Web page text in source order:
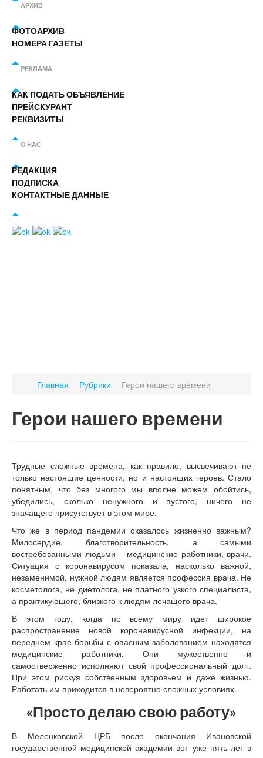
АРХИВ
ФОТОАРХИВ
НОМЕРА ГАЗЕТЫ
РЕКЛАМА
КАК ПОДАТЬ ОБЪЯВЛЕНИЕ
ПРЕЙСКУРАНТ
РЕКВИЗИТЫ
О НАС
РЕДАКЦИЯ
ПОДПИСКА
КОНТАКТНЫЕ ДАННЫЕ
Главная Рубрики Герои нашего времени
Герои нашего времени
Трудные сложные времена, как правило, высвечивают не
только настоящие ценности, но и настоящих героев. Стало
понятным, что без многого мы вполне можем обойтись,
убедились, сколько ненужного и пустого, ничего не
значащего присутствует в этом мире.
Что же в период пандемии оказалось жизненно важным?
Милосердие, благотворительность, а самыми
востребованными людьми— медицинские работники, врачи.
Ситуация с коронавирусом показала, насколько важной,
незаменимой, нужной людям является профессия врача. Не
косметолога, не диетолога, не платного узкого специалиста,
а практикующего, близкого к людям лечащего врача.
В этом году, когда по всему миру идет широкое
распространение новой коронавирусной инфекции, на
переднем крае борьбы с опасным заболеванием находятся
медицинские работники. Они мужественно и
самоотверженно исполняют свой профессиональный долг.
При этом рискуя собственным здоровьем и даже жизнью.
Работать им приходится в невероятно сложных условиях.
«Просто делаю свою работу»
В Меленковской ЦРБ после окончания Ивановской
государственной медицинской академии вот уже пять лет в